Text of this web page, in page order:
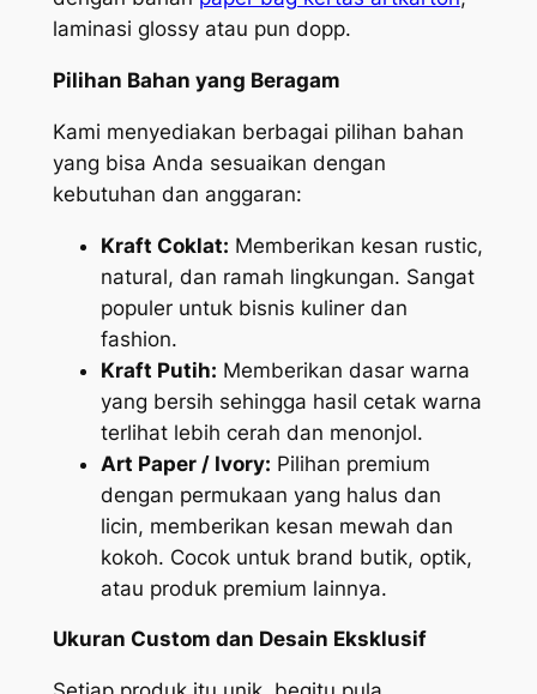
laminasi glossy atau pun dopp.
Pilihan Bahan yang Beragam
Kami menyediakan berbagai pilihan bahan
yang bisa Anda sesuaikan dengan
kebutuhan dan anggaran:
Kraft Coklat: Memberikan kesan rustic,
natural, dan ramah lingkungan. Sangat
populer untuk bisnis kuliner dan
fashion.
Kraft Putih: Memberikan dasar warna
yang bersih sehingga hasil cetak warna
terlihat lebih cerah dan menonjol.
Art Paper / Ivory: Pilihan premium
dengan permukaan yang halus dan
licin, memberikan kesan mewah dan
kokoh. Cocok untuk brand butik, optik,
atau produk premium lainnya.
Ukuran Custom dan Desain Eksklusif